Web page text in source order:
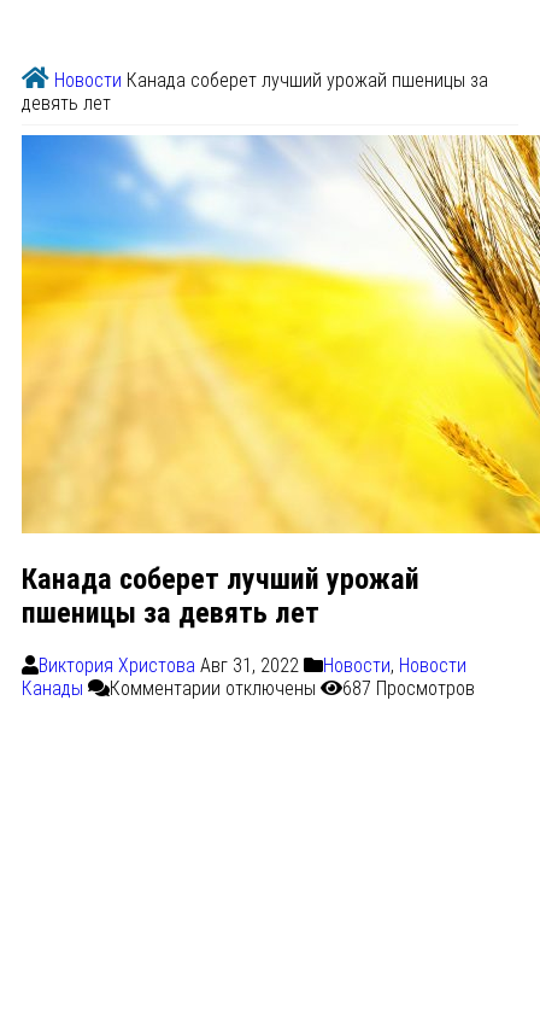
Новости Канада соберет лучший урожай пшеницы за
девять лет
Канада соберет лучший урожай
пшеницы за девять лет
Виктория Христова Авг 31, 2022 Новости, Новости
Канады
Комментарии отключены 687 Просмотров